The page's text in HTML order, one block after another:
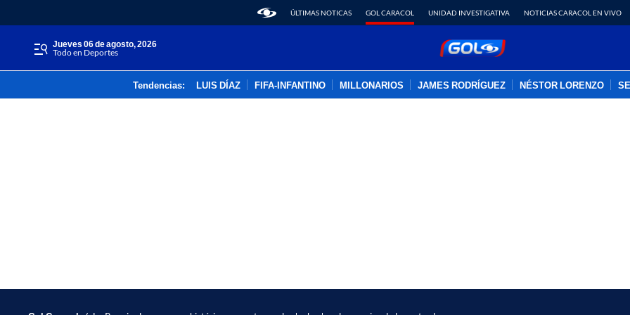
ÚLTIMAS NOTICAS GOL CARACOL UNIDAD INVESTIGATIVA NOTICIAS CARACOL EN VIVO
jueves 06 de agosto, 2026
Todo en Deportes
Tendencias: LUIS DÍAZ FIFA-INFANTINO MILLONARIOS JAMES RODRÍGUEZ NÉSTOR LORENZO